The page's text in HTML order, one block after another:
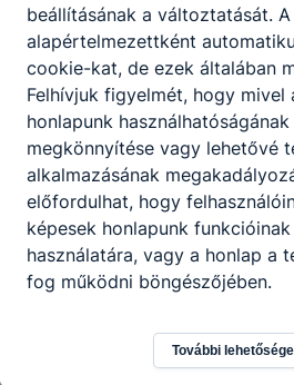
Szolnoki SZC Baross
Technikum és Szakképző
5000 Szolnok, Bán utca 9.
beállításának a változtatását.
alapértelmezettként
cookie-kat, de ezek általában
Felhívjuk figyelmét, hogy mivel
honlapunk
megkönnyítése vagy lehetővé
alkalmazásának
előfordulhat, hogy
képesek honlapunk
használatára, vagy a honlap a
fog működni böngészőjében.
További